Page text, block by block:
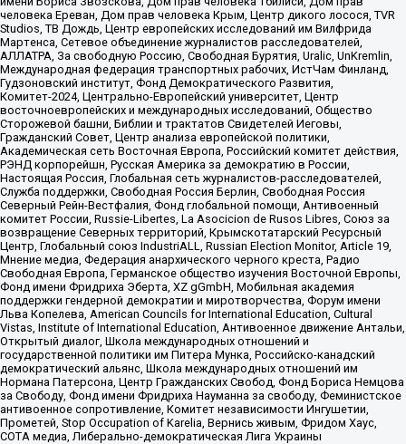
человека Ереван, Дом прав человека Крым, Центр дикого лосося, TVR
Studios, ТВ Дождь, Центр европейских исследований им Вилфрида
Мартенса, Сетевое объединение журналистов расследователей,
АЛЛАТРА, За свободную Россию, Свободная Бурятия, Uralic, UnKremlin,
Международная федерация транспортных рабочих, ИстЧам Финланд,
Гудзоновский институт, Фонд Демократического Развития,
Комитет-2024, Центрально-Европейский университет, Центр
восточноевропейских и международных исследований, Общество
Сторожевой башни, Библии и трактатов Свидетелей Иеговы,
Гражданский Совет, Центр анализа европейской политики,
Академическая сеть Восточная Европа, Российский комитет действия,
РЭНД корпорейшн, Русская Америка за демократию в России,
Настоящая Россия, Глобальная сеть журналистов-расследователей,
Служба поддержки, Свободная Россия Берлин, Свободная Россия
Северный Рейн-Вестфалия, Фонд глобальной помощи, Антивоенный
комитет России, Russie-Libertes, La Asocicion de Rusos Libres, Союз за
возвращение Северных территорий, Крымскотатарский Ресурсный
Центр, Глобальный союз IndustriALL, Russian Election Monitor, Article 19,
Мнение медиа, Федерация анархического черного креста, Радио
Свободная Европа, Германское общество изучения Восточной Европы,
Фонд имени Фридриха Эберта, XZ gGmbH, Мобильная академия
поддержки гендерной демократии и миротворчества, Форум имени
Льва Копелева, American Councils for International Education, Cultural
Vistas, Institute of International Education, Антивоенное движение Антальи,
Открытый диалог, Школа международных отношений и
государственной политики им Питера Мунка, Российско-канадский
демократический альянс, Школа международных отношений им
Нормана Патерсона, Центр Гражданских Свобод, Фонд Бориса Немцова
за Свободу, Фонд имени Фридриха Науманна за свободу, Феминистское
антивоенное сопротивление, Комитет независимости Ингушетии,
Прометей, Stop Occupation of Karelia, Вернись живым, Фридом Хаус,
СОТА медиа, Либерально-демократическая Лига Украины